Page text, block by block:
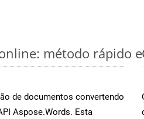
método rápido
de documentos convertendo
Aspose.Words. Esta